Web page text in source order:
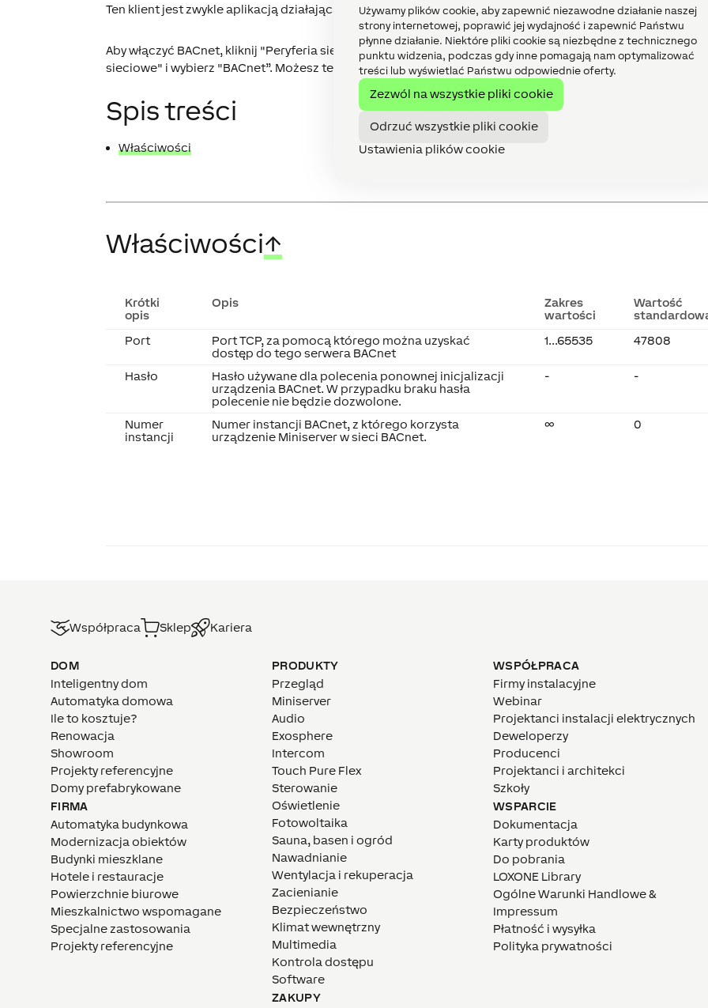
Używamy plików cookie, aby zapewnić niezawodne działanie naszej
strony internetowej, poprawić jej wydajność i zapewnić Państwu
płynne działanie. Niektóre pliki cookie są niezbędne z technicznego
punktu widzenia, podczas gdy inne pomagają nam optymalizować
treści lub wyświetlać Państwu odpowiednie oferty.
Zezwól na wszystkie pliki cookie
Odrzuć wszystkie pliki cookie
Ustawienia plików cookie
Ten klient jest zwykle aplikacją działającą na komputerze PC lub dedykowanym urządzeniu bramy.
Aby włączyć BACnet, kliknij "Peryferia sieciowe” w zakładce "Peryferia", następnie "Dodaj urządzenie
sieciowe" i wybierz "BACnet”. Możesz też szybko dodać tę opcję, klikając klawisz F5 i wyszukując
Spis treści
Właściwości
Właściwości↑
Krótki
opis
Opis
Zakres
wartości
Wartość
Port
Port TCP, za pomocą którego można uzyskać
dostęp do tego serwera BACnet
1...65535 47808
Hasło
Hasło używane dla polecenia ponownej inicjalizacji
urządzenia BACnet. W przypadku braku hasła
polecenie nie będzie dozwolone.
- -
Numer
instancji
Numer instancji BACnet, z którego korzysta
urządzenie Miniserver w sieci BACnet.
∞ 0
Współpraca Sklep Kariera
DOM
Inteligentny dom
Automatyka domowa
Ile to kosztuje?
Renowacja
Showroom
Projekty referencyjne
Domy prefabrykowane
FIRMA
Automatyka budynkowa
Modernizacja obiektów
Budynki mieszklane
Hotele i restauracje
Powierzchnie biurowe
Mieszkalnictwo wspomagane
Specjalne zastosowania
Projekty referencyjne
PRODUKTY
Przegląd
Miniserver
Audio
Exosphere
Intercom
Touch Pure Flex
Sterowanie
Oświetlenie
Fotowoltaika
Sauna, basen i ogród
Nawadnianie
Wentylacja i rekuperacja
Zacienianie
Bezpieczeństwo
Klimat wewnętrzny
Multimedia
Kontrola dostępu
Software
ZAKUPY
WSPÓŁPRACA
Firmy instalacyjne
Webinar
Projektanci instalacji elektrycznych
Deweloperzy
Producenci
Projektanci i architekci
Szkoły
WSPARCIE
Dokumentacja
Karty produktów
Do pobrania
LOXONE Library
Ogólne Warunki Handlowe &
Impressum
Płatność i wysyłka
Polityka prywatności